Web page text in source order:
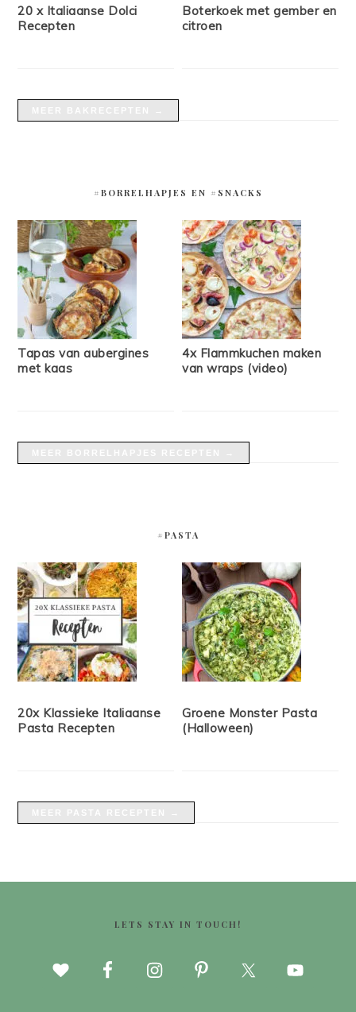
20 x Italiaanse Dolci
Recepten
Boterkoek met gember en
citroen
#BORRELHAPJES EN #SNACKS
Tapas van aubergines
met kaas
4x Flammkuchen maken
van wraps (video)
#PASTA
20x Klassieke Italiaanse
Pasta Recepten
Groene Monster Pasta
(Halloween)
LETS STAY IN TOUCH!